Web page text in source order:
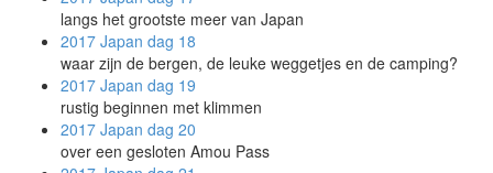
langs het grootste meer van Japan
2017 Japan dag 18
waar zijn de bergen, de leuke weggetjes en de camping?
2017 Japan dag 19
rustig beginnen met klimmen
2017 Japan dag 20
over een gesloten Amou Pass